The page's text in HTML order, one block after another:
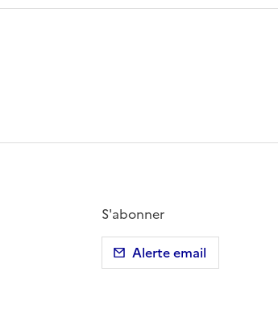
Twitter)
email
Copier dans le presse-papier
S'abonner
Alerte email